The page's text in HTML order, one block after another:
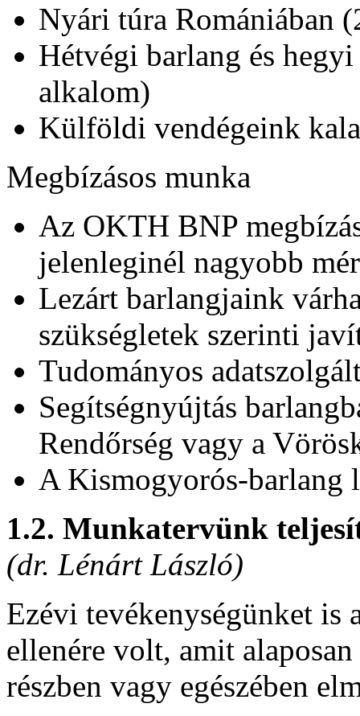
Nyári túra Romániában
Hétvégi barlang és
alkalom)
Külföldi vendégeink
Megbízásos munka
Az OKTH BNP
jelenleginél nagyobb
Lezárt barlangjaink
szükségletek szerinti
Tudományos
Segítségnyújtás
Rendőrség vagy a
A Kismogyorós-barlang
1.2. Munkatervünk
(dr. Lénárt László)
Ezévi tevékenységünket is
ellenére volt, amit
részben vagy egészében